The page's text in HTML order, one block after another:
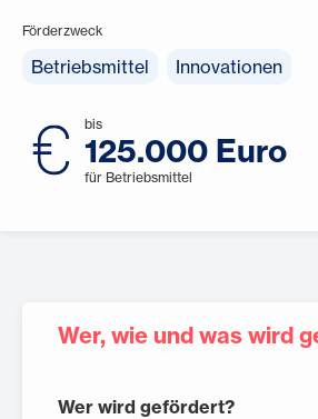
bis
125.000 Euro
für Betriebsmittel
Förderzweck
Betriebsmittel Innovationen
Wer, wie und was wird
Wer wird gefördert?